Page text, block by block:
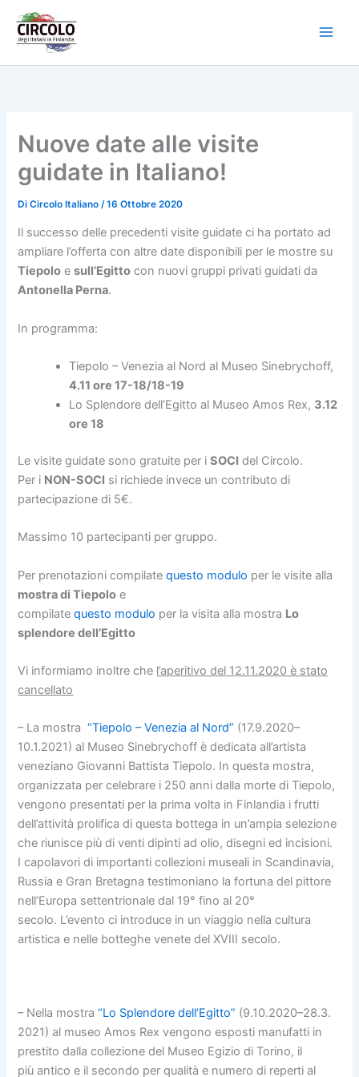
contenuto
Nuove date alle visite
guidate in Italiano!
DiCircolo Italiano /16 Ottobre 2020
Il successo delle precedenti visite guidate ci ha portato ad
ampliare l’offerta con altre date disponibili per le mostre su
Tiepolo esull’Egitto con nuovi gruppi privati guidati da
Antonella Perna.
In programma:
Tiepolo – Venezia al Nord al Museo Sinebrychoff,
4.11 ore 17-18/18-19
Lo Splendore dell’Egitto al Museo Amos Rex, 3.12
ore 18
Le visite guidate sono gratuite per iSOCI del Circolo.
Per i NON-SOCI si richiede invece un contributo di
partecipazione di 5€.
Massimo 10 partecipanti per gruppo.
Per prenotazioni compilatequesto modulo per le visite alla
mostra di Tiepolo e
compilatequesto modulo per la visita alla mostra Lo
splendore dell’Egitto
Vi informiamo inoltre che l’aperitivo del 12.11.2020 è stato
cancellato
– La mostra“Tiepolo – Venezia al Nord” (17.9.2020–
10.1.2021) al Museo Sinebrychoff è dedicata all’artista
veneziano Giovanni Battista Tiepolo. In questa mostra,
organizzata per celebrare i 250 anni dalla morte di Tiepolo,
vengono presentati per la prima volta in Finlandia i frutti
dell’attività prolifica di questa bottega in un’ampia selezione
che riunisce più di venti dipinti ad olio, disegni ed incisioni.
I capolavori di importanti collezioni museali in Scandinavia,
Russia e Gran Bretagna testimoniano la fortuna del pittore
nell’Europa settentrionale dal 19° fino al 20°
secolo. L’evento ci introduce in un viaggio nella cultura
artistica e nelle botteghe venete del XVIII secolo.
– Nella mostra“Lo Splendore dell’Egitto” (9.10.2020–28.3.
2021) al museo Amos Rex vengono esposti manufatti in
prestito dalla collezione del Museo Egizio di Torino, il
più antico e il secondo per qualità e numero di reperti al